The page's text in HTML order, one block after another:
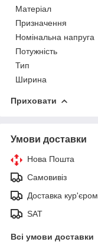
Матеріал
Призначення
Номінальна напруга
Потужність
Тип
Ширина
Приховати
Умови доставки
Нова Пошта
Самовивіз
Доставка кур'єром
SAT
Всі умови доставки